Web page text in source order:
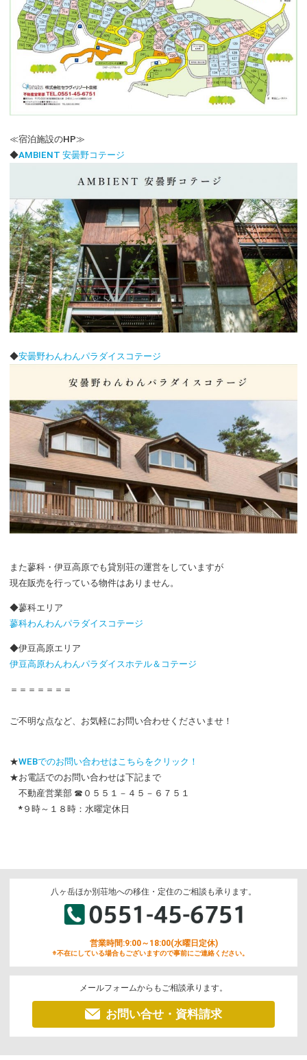
≪宿泊施設のHP≫
◆AMBIENT 安曇野コテージ
◆安曇野わんわんパラダイスコテージ
また蓼科・伊豆高原でも貸別荘の運営をしていますが
現在販売を行っている物件はありません。
◆蓼科エリア
蓼科わんわんパラダイスコテージ
◆伊豆高原エリア
伊豆高原わんわんパラダイスホテル＆コテージ
＝＝＝＝＝＝＝
ご不明な点など、お気軽にお問い合わせくださいませ！
★WEBでのお問い合わせはこちらをクリック！
★お電話でのお問い合わせは下記まで
不動産営業部 ☎０５５１－４５－６７５１
*９時～１８時：水曜定休日
八ヶ岳ほか別荘地への移住・定住のご相談も承ります。
営業時間:9:00～18:00(水曜日定休)
※不在にしている場合もございますので事前にご連絡ください。
メールフォームからもご相談承ります。
お問い合せ・資料請求